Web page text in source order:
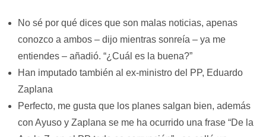
No sé por qué dices que son malas noticias, apenas
conozco a ambos – dijo mientras sonreía – ya me
entiendes – añadió. “¿Cuál es la buena?”
Han imputado también al ex-ministro del PP, Eduardo
Zaplana
Perfecto, me gusta que los planes salgan bien, además
con Ayuso y Zaplana se me ha ocurrido una frase “De la